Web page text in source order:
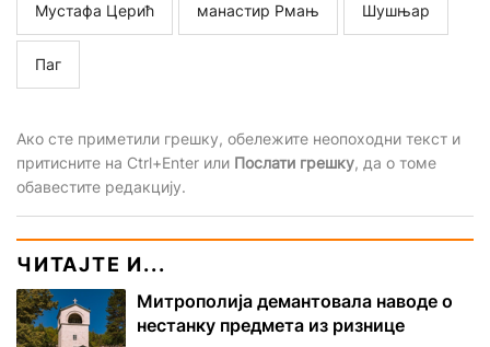
Мустафа Церић манастир Рмањ Шушњар
Паг
Ако сте приметили грешку, обележите неопоходни текст и
притисните на Ctrl+Enter или Послати грешку, да о томе
обавестите редакцију.
ЧИТАЈТЕ И...
Митрополија демантовала наводе о
нестанку предмета из ризнице